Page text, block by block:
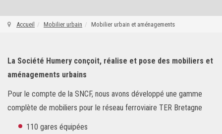
Accueil Mobilier urbain Mobilier urbain et aménagements
La Société Humery conçoit, réalise et pose des mobiliers et
aménagements urbains
Pour le compte de la SNCF, nous avons développé une gamme
complète de mobiliers pour le réseau ferroviaire TER Bretagne
110 gares équipées